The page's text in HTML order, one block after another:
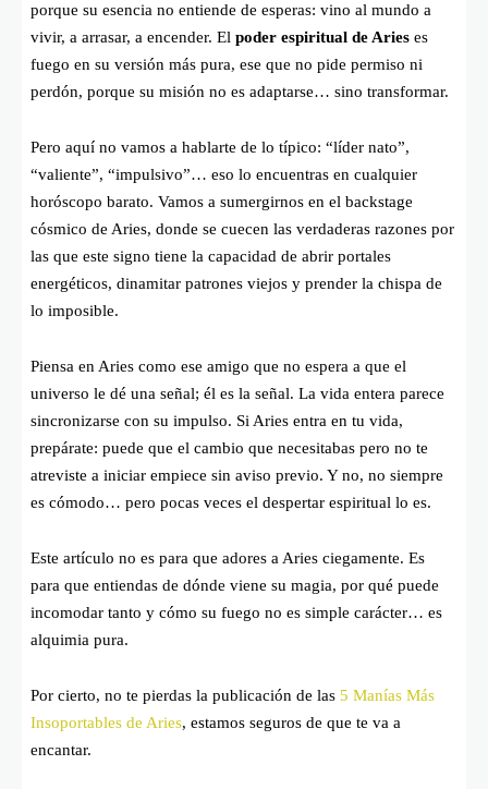
porque su esencia no entiende de esperas: vino al mundo a
vivir, a arrasar, a encender. El poder espiritual de Aries es
fuego en su versión más pura, ese que no pide permiso ni
perdón, porque su misión no es adaptarse… sino transformar.
Pero aquí no vamos a hablarte de lo típico: “líder nato”,
“valiente”, “impulsivo”… eso lo encuentras en cualquier
horóscopo barato. Vamos a sumergirnos en el backstage
cósmico de Aries, donde se cuecen las verdaderas razones por
las que este signo tiene la capacidad de abrir portales
energéticos, dinamitar patrones viejos y prender la chispa de
lo imposible.
Piensa en Aries como ese amigo que no espera a que el
universo le dé una señal; él es la señal. La vida entera parece
sincronizarse con su impulso. Si Aries entra en tu vida,
prepárate: puede que el cambio que necesitabas pero no te
atreviste a iniciar empiece sin aviso previo. Y no, no siempre
es cómodo… pero pocas veces el despertar espiritual lo es.
Este artículo no es para que adores a Aries ciegamente. Es
para que entiendas de dónde viene su magia, por qué puede
incomodar tanto y cómo su fuego no es simple carácter… es
alquimia pura.
Por cierto, no te pierdas la publicación de las 5 Manías Más
Insoportables de Aries, estamos seguros de que te va a
encantar.